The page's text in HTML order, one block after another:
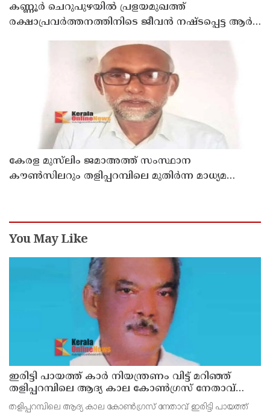
കണ്ണൂർ ചെറുപുഴയിൽ പ്രളയമുഖത്ത്
രക്ഷാപ്രവർത്തനത്തിനിടെ ജീവൻ നഷ്ടപ്പെട്ട ആർ.
കാണിച്ചതായി ആരോപണം
കേരള മുസ്‌ലിം ജമാഅത്ത് സംസ്ഥാന
കൗൺസിലറും തളിപ്പറമ്പിലെ മുതിർന്ന മാധ്യമ
You May Like
ഇരിട്ടി പായത്ത് കാർ നിയന്ത്രണം വിട്ട് മറിഞ്ഞ്
തളിപ്പറമ്പിലെ ആദ്യ കാല കോണ്‍ഗ്രസ് നേതാവ്
മരിച്ചു
തളിപ്പറമ്പിലെ ആദ്യ കാല കോണ്‍ഗ്രസ് നേതാവ് ഇരിട്ടി പായത്ത്